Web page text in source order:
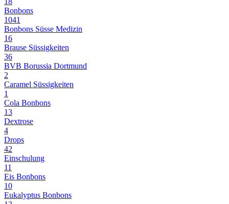
Bonbons
1041
Bonbons Süsse Medizin
16
Brause Süssigkeiten
36
BVB Borussia Dortmund
2
Caramel Süssigkeiten
1
Cola Bonbons
13
Dextrose
4
Drops
42
Einschulung
11
Eis Bonbons
10
Eukalyptus Bonbons